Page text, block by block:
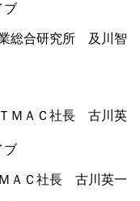
ブ
業総合研究所 及川智
ブ
ＭＡＣ社長 古川英一